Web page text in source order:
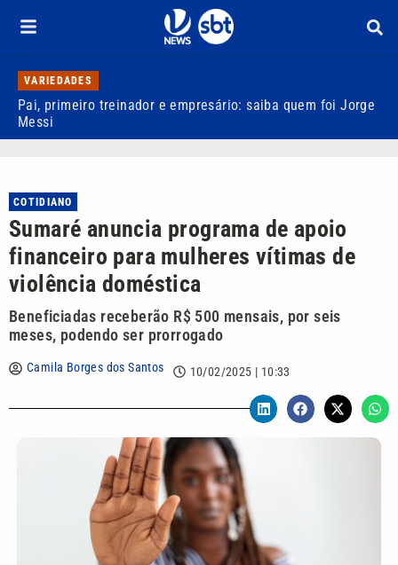
VARIEDADES
Pai, primeiro treinador e empresário: saiba quem foi Jorge
Messi
COTIDIANO
Sumaré anuncia programa de apoio
financeiro para mulheres vítimas de
violência doméstica
Beneficiadas receberão R$ 500 mensais, por seis
meses, podendo ser prorrogado
Camila Borges dos Santos 10/02/2025 | 10:33